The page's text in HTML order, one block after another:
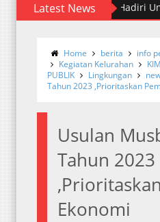
Latest News
Home berita info
Kegiatan Kelurahan
PUBLIK
Lingkungan
Tahun 2023 ,Prioritaskan
Usulan
Tahun 2023
Ekonomi